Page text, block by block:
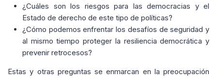
¿Cuáles son los riesgos para las democracias y el
Estado de derecho de este tipo de políticas?
¿Cómo podemos enfrentar los desafíos de seguridad y
al mismo tiempo proteger la resiliencia democrática y
prevenir retrocesos?
Estas y otras preguntas se enmarcan en la preocupación